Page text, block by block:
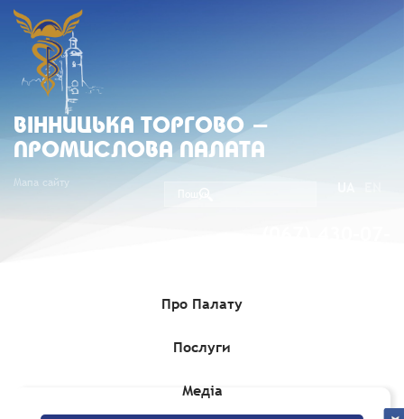
ВIННИЦЬКА ТОРГОВО -
ПРОМИСЛОВА ПАЛАТА
Мапа сайту
Про Палату
Послуги
Медіа
Комерційні пропозиції»Щотижневий Інформаційний